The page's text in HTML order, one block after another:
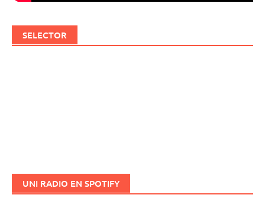
SELECTOR
UNI RADIO EN SPOTIFY